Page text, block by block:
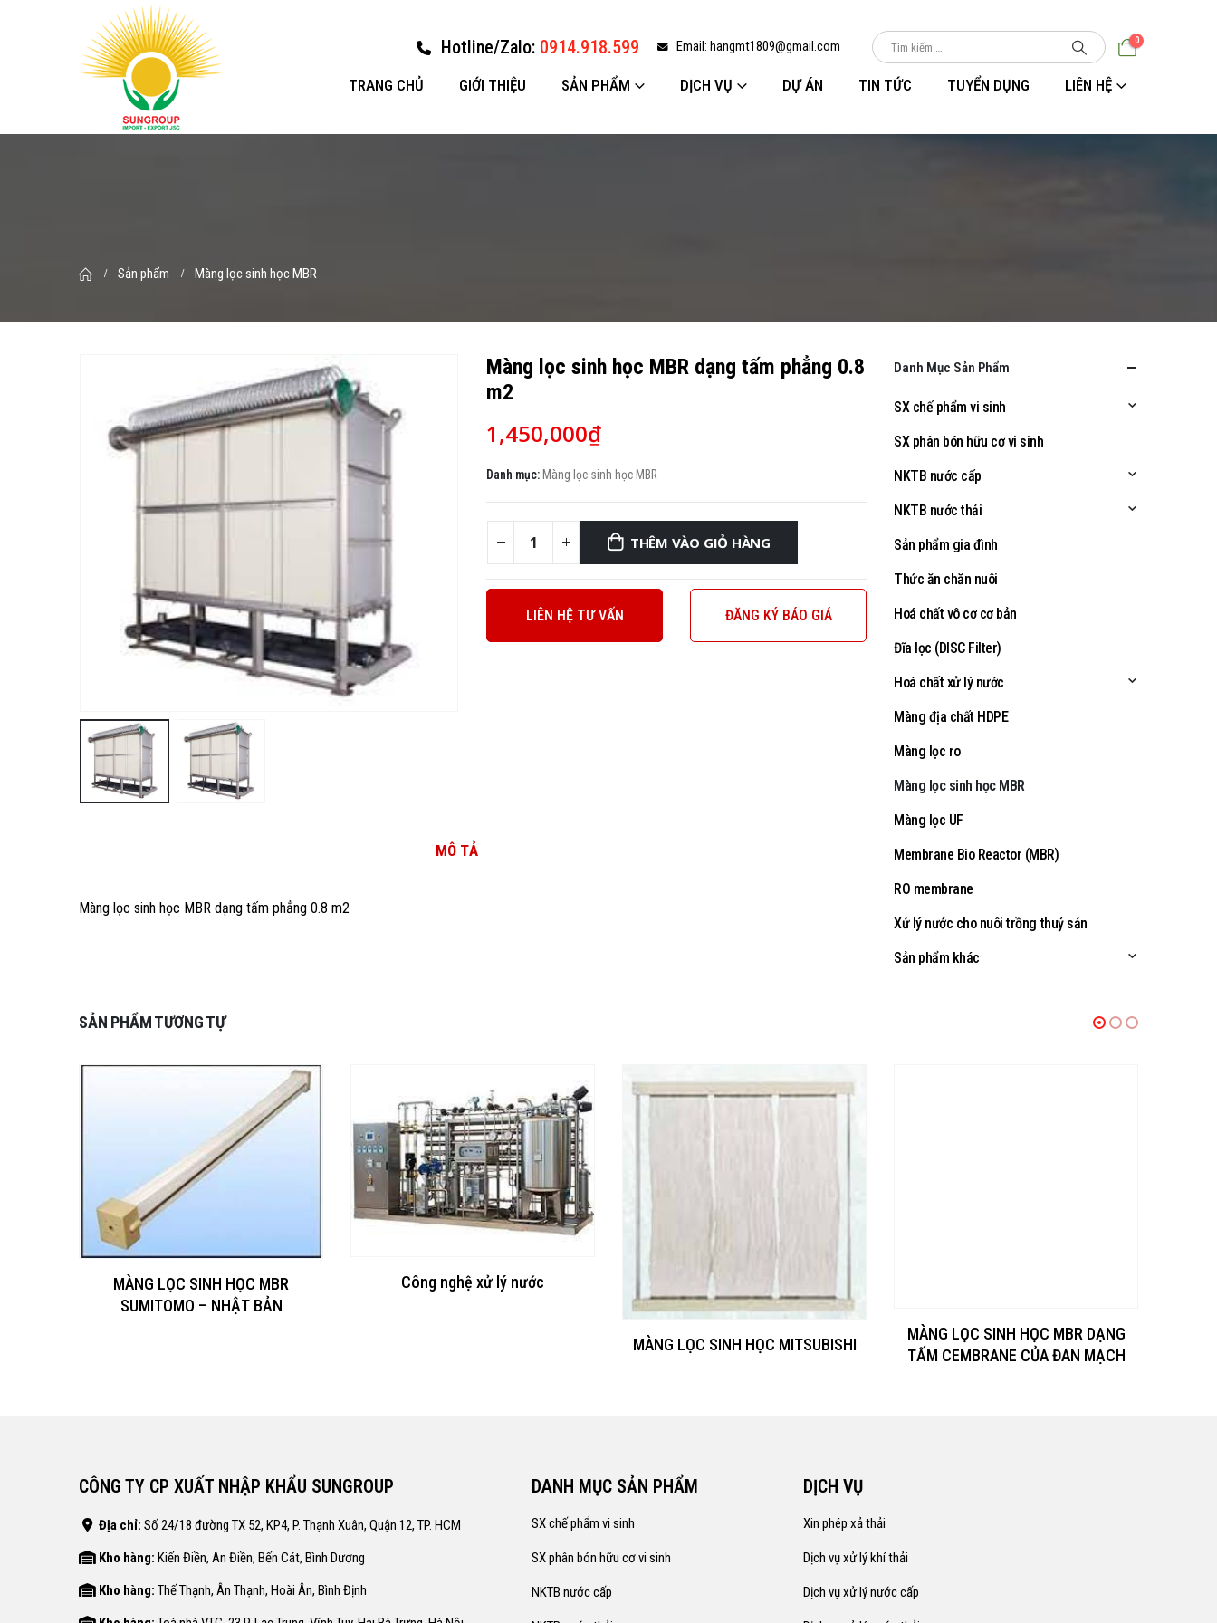
Hotline/Zalo: 0914.918.599 Email: hangmt1809@gmail.com 0
TRANG CHỦ GIỚI THIỆU SẢN PHẨM DỊCH VỤ DỰ ÁN TIN TỨC TUYỂN DỤNG LIÊN HỆ
Sản phẩm Màng lọc sinh học MBR
Màng lọc sinh học MBR dạng tấm phẳng 0.8
m2
1,450,000₫
Danh mục: Màng lọc sinh học MBR
THÊM VÀO GIỎ HÀNG
LIÊN HỆ TƯ VẤN ĐĂNG KÝ BÁO GIÁ
MÔ TẢ
Màng lọc sinh học MBR dạng tấm phẳng 0.8 m2
Danh Mục Sản Phẩm
SX chế phẩm vi sinh
SX phân bón hữu cơ vi sinh
NKTB nước cấp
NKTB nước thải
Sản phẩm gia đình
Thức ăn chăn nuôi
Hoá chất vô cơ cơ bản
Đĩa lọc (DISC Filter)
Hoá chất xử lý nước
Màng địa chất HDPE
Màng lọc ro
Màng lọc sinh học MBR
Màng lọc UF
Membrane Bio Reactor (MBR)
RO membrane
Xử lý nước cho nuôi trồng thuỷ sản
Sản phẩm khác
SẢN PHẨM TƯƠNG TỰ
MÀNG LỌC SINH HỌC MBR
SUMITOMO – NHẬT BẢN
Công nghệ xử lý nước
MÀNG LỌC SINH HỌC MITSUBISHI
MÀNG LỌC SINH HỌC MBR DẠNG
TẤM CEMBRANE CỦA ĐAN MẠCH
CÔNG TY CP XUẤT NHẬP KHẨU SUNGROUP
Địa chỉ: Số 24/18 đường TX 52, KP4, P. Thạnh Xuân, Quận 12, TP. HCM
Kho hàng: Kiến Điền, An Điền, Bến Cát, Bình Dương
Kho hàng: Thế Thạnh, Ân Thạnh, Hoài Ân, Bình Định
DANH MỤC SẢN PHẨM
SX chế phẩm vi sinh
SX phân bón hữu cơ vi sinh
NKTB nước cấp
DỊCH VỤ
Xin phép xả thải
Dịch vụ xử lý khí thải
Dịch vụ xử lý nước cấp